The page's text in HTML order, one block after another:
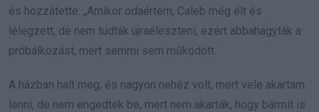
és hozzátette: „Amikor odaértem, Caleb még élt és
lélegzett, de nem tudták újraéleszteni, ezért abbahagyták a
próbálkozást, mert semmi sem működött.
A házban halt meg, és nagyon nehéz volt, mert vele akartam
lenni, de nem engedtek be, mert nem akarták, hogy bármit is